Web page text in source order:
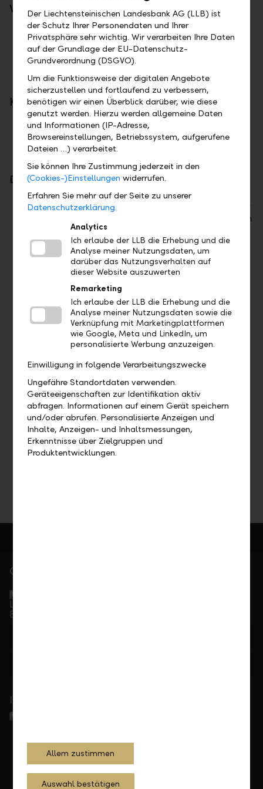
Voraussetzungen
Ab Investitionsvolumen von EUR oder CHF
250'000.
Wohnsitz in Liechtenstein, der Schweiz,
Österreich oder Deutschland.
Konditionen
Depot- und Kontoführungsgebühr gemäss
Konditionen unserer innovativenLLB-Invest-
Palette
Die nächsten Schritte
Online Wertpapierdepot eröffnen: Starten Sie
die Kontoeröffnung durch Klick auf den Button
oben rechts und anschliessender Erfassung
Ihrer Daten
Identifikation: Sie können sich schnell und
bequem mit Ihrem eigenen Handy digital
identifizieren. Dazu erhalten Sie innerhalb
von zwei Werktagen eine E-Mail mit Ihrer
persönlichen Ident-ID und den weiteren
Schritten.
Aktivierung: Sie erhalten im Anschluss die
Unterschreiben und retournieren Sie diese an
die angegebene Adresse der
Liechtensteinischen Landesbank.
Nach erfolgter Weiterverarbeitung erhalten
Sie Ihre Konto- und Depotnummer von Ihrem
Berater zur Verfügung gestellt.
Gerne für Sie da
In Ihrer Nähe
Der Liechtensteinischen Landesbank AG (LLB) ist
der Schutz Ihrer Personendaten und Ihrer
Privatsphäre sehr wichtig. Wir verarbeiten Ihre Daten
auf der Grundlage der EU-Datenschutz-
Grundverordnung (DSGVO).
Um die Funktionsweise der digitalen Angebote
sicherzustellen und fortlaufend zu verbessern,
benötigen wir einen Überblick darüber, wie diese
genutzt werden. Hierzu werden allgemeine Daten
und Informationen (IP-Adresse,
Browsereinstellungen, Betriebssystem, aufgerufene
Dateien …) verarbeitet.
Sie können Ihre Zustimmung jederzeit in den
(Cookies-)Einstellungen widerrufen.
Erfahren Sie mehr auf der Seite zu unserer
Datenschutzerklärung.
Analytics
Ich erlaube der LLB die Erhebung und die
Analyse meiner Nutzungsdaten, um
darüber das Nutzungsverhalten auf
dieser Website auszuwerten
Remarketing
Ich erlaube der LLB die Erhebung und die
Analyse meiner Nutzungsdaten sowie die
Verknüpfung mit Marketingplattformen
wie Google, Meta und LinkedIn, um
personalisierte Werbung anzuzeigen.
Einwilligung in folgende Verarbeitungszwecke
Ungefähre Standortdaten verwenden.
Geräteeigenschaften zur Identifikation aktiv
abfragen. Informationen auf einem Gerät speichern
und/oder abrufen. Personalisierte Anzeigen und
Inhalte, Anzeigen- und Inhaltsmessungen,
Erkenntnisse über Zielgruppen und
Produktentwicklungen.
Allem zustimmen
Auswahl bestätigen